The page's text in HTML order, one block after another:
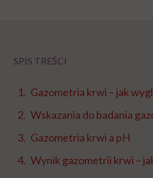
SPIS TREŚCI
Gazometria krwi – jak
Wskazania do badania
Gazometria krwi a pH
Wynik gazometrii krwi –